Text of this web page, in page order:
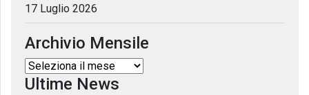
17 Luglio 2026
Archivio Mensile
Ultime News